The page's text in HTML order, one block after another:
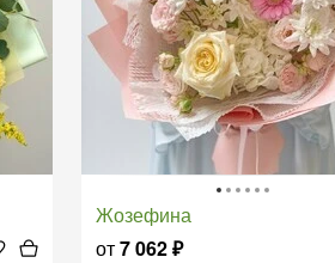
Жозефина
от7 062₽